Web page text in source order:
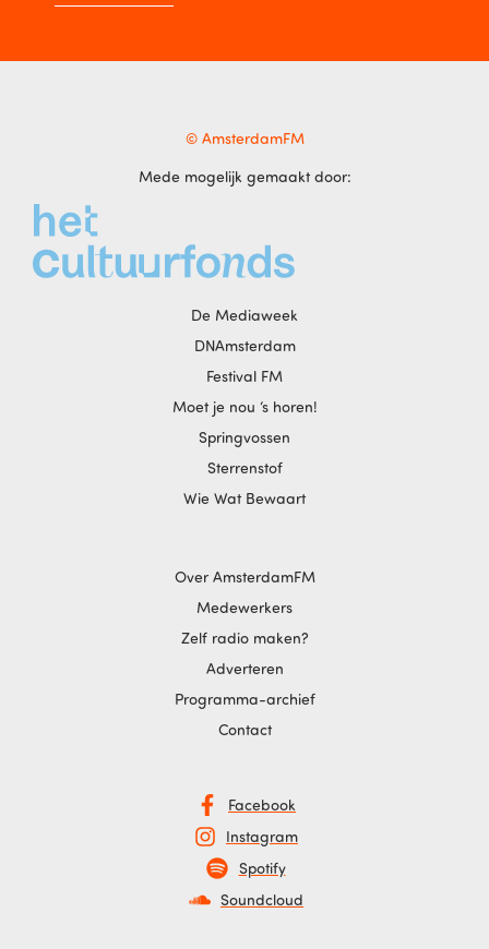
© AmsterdamFM
Mede mogelijk gemaakt door:
De Mediaweek
DNAmsterdam
Festival FM
Moet je nou ‘s horen!
Springvossen
Sterrenstof
Wie Wat Bewaart
Over AmsterdamFM
Medewerkers
Zelf radio maken?
Adverteren
Programma-archief
Contact
Facebook
Instagram
Spotify
Soundcloud